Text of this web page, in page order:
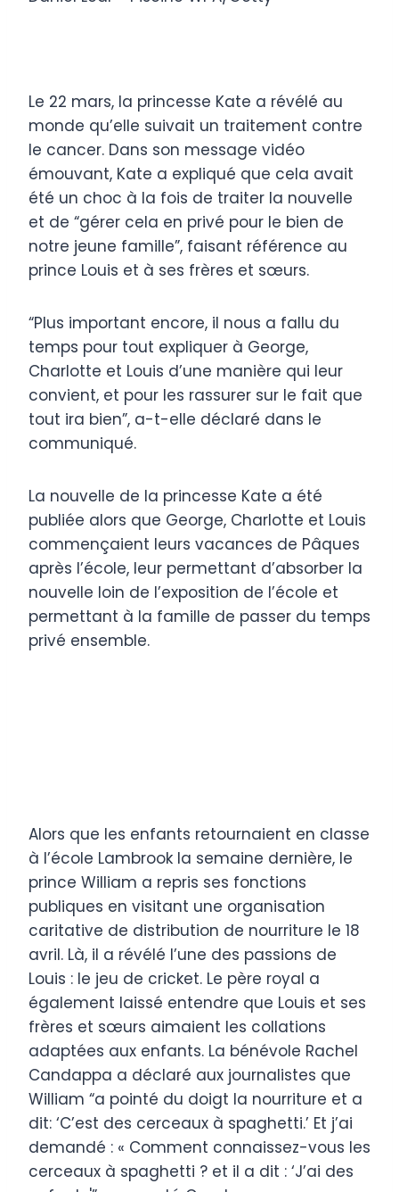
Le 22 mars, la princesse Kate a révélé au
monde qu’elle suivait un traitement contre
le cancer. Dans son message vidéo
émouvant, Kate a expliqué que cela avait
été un choc à la fois de traiter la nouvelle
et de “gérer cela en privé pour le bien de
notre jeune famille”, faisant référence au
prince Louis et à ses frères et sœurs.
“Plus important encore, il nous a fallu du
temps pour tout expliquer à George,
Charlotte et Louis d’une manière qui leur
convient, et pour les rassurer sur le fait que
tout ira bien”, a-t-elle déclaré dans le
communiqué.
La nouvelle de la princesse Kate a été
publiée alors que George, Charlotte et Louis
commençaient leurs vacances de Pâques
après l’école, leur permettant d’absorber la
nouvelle loin de l’exposition de l’école et
permettant à la famille de passer du temps
privé ensemble.
Alors que les enfants retournaient en classe
à l’école Lambrook la semaine dernière, le
prince William a repris ses fonctions
publiques en visitant une organisation
caritative de distribution de nourriture le 18
avril. Là, il a révélé l’une des passions de
Louis : le jeu de cricket. Le père royal a
également laissé entendre que Louis et ses
frères et sœurs aimaient les collations
adaptées aux enfants. La bénévole Rachel
Candappa a déclaré aux journalistes que
William “a pointé du doigt la nourriture et a
dit: ‘C’est des cerceaux à spaghetti.’ Et j’ai
demandé : « Comment connaissez-vous les
cerceaux à spaghetti ? et il a dit : ‘J’ai des